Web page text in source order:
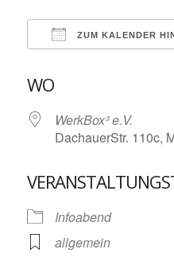
ZUM KALENDER
WO
WerkBox³ e.V.
DachauerStr. 110c,
Infoabend
allgemein